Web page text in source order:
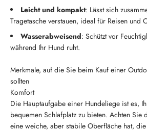
Leicht und kompakt: Lässt sich
Tragetasche verstauen, ideal für Reisen und
Wasserabweisend: Schützt vor
während Ihr Hund ruht.
Merkmale, auf die Sie beim Kauf einer
sollten
Komfort
Die Hauptaufgabe einer Hundeliege ist es,
bequemen Schlafplatz zu bieten. Achten Sie
eine weiche, aber stabile Oberfläche hat,